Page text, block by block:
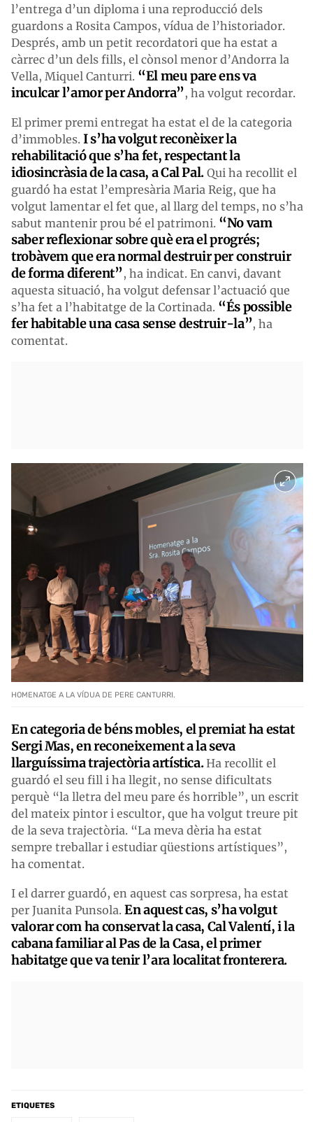
l’entrega d’un diploma i una reproducció dels
guardons a Rosita Campos, vídua de l’historiador.
Després, amb un petit recordatori que ha estat a
càrrec d’un dels fills, el cònsol menor d’Andorra la
Vella, Miquel Canturri. “El meu pare ens va
inculcar l’amor per Andorra”, ha volgut recordar.
El primer premi entregat ha estat el de la categoria
d’immobles. I s’ha volgut reconèixer la
rehabilitació que s’ha fet, respectant la
idiosincràsia de la casa, a Cal Pal. Qui ha recollit el
guardó ha estat l’empresària Maria Reig, que ha
volgut lamentar el fet que, al llarg del temps, no s’ha
sabut mantenir prou bé el patrimoni. “No vam
saber reflexionar sobre què era el progrés;
trobàvem que era normal destruir per construir
de forma diferent”, ha indicat. En canvi, davant
aquesta situació, ha volgut defensar l’actuació que
s’ha fet a l’habitatge de la Cortinada. “És possible
fer habitable una casa sense destruir-la”, ha
comentat.
HOMENATGE A LA VÍDUA DE PERE CANTURRI.
En categoria de béns mobles, el premiat ha estat
Sergi Mas, en reconeixement a la seva
llarguíssima trajectòria artística.Ha recollit el
guardó el seu fill i ha llegit, no sense dificultats
perquè “la lletra del meu pare és horrible”, un escrit
del mateix pintor i escultor, que ha volgut treure pit
de la seva trajectòria. “La meva dèria ha estat
sempre treballar i estudiar qüestions artístiques”,
ha comentat.
I el darrer guardó, en aquest cas sorpresa, ha estat
per Juanita Punsola. En aquest cas, s’ha volgut
valorar com ha conservat la casa, Cal Valentí, i la
cabana familiar al Pas de la Casa, el primer
habitatge que va tenir l’ara localitat fronterera.
ETIQUETES